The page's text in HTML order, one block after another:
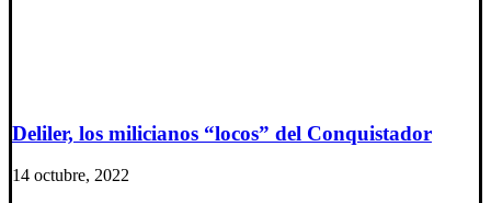
Deliler, los milicianos “locos” del Conquistador
14 octubre, 2022